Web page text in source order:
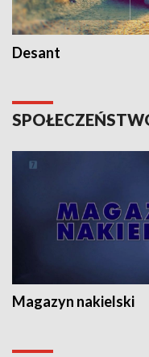
Desant
Magazyn nakielski